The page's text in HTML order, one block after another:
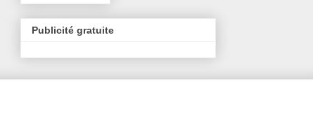
Publicité gratuite